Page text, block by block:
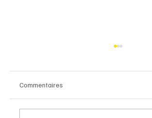
Commentaires